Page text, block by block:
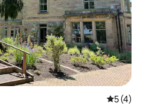
평점 5점
5 (4)